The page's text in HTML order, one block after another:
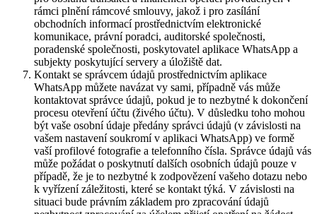
rámci plnění rámcové smlouvy, jakož i pro zasílání
obchodních informací prostřednictvím elektronické
komunikace, právní poradci, auditorské společnosti,
poradenské společnosti, poskytovatel aplikace WhatsApp a
subjekty poskytující servery a úložiště dat.
Kontakt se správcem údajů prostřednictvím aplikace
WhatsApp můžete navázat vy sami, případně vás může
kontaktovat správce údajů, pokud je to nezbytné k dokončení
procesu otevření účtu (živého účtu). V důsledku toho mohou
být vaše osobní údaje předány správci údajů (v závislosti na
vašem nastavení soukromí v aplikaci WhatsApp) ve formě
vaší profilové fotografie a telefonního čísla. Správce údajů vás
může požádat o poskytnutí dalších osobních údajů pouze v
případě, že je to nezbytné k zodpovězení vašeho dotazu nebo
k vyřízení záležitosti, které se kontakt týká. V závislosti na
situaci bude právním základem pro zpracování údajů